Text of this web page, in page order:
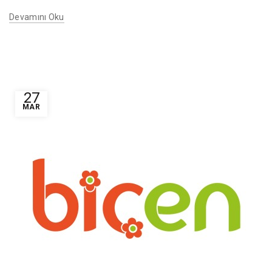
Devamını Oku
27
MAR